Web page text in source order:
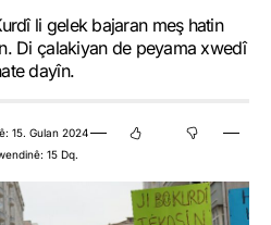
li gelek bajaran meş hatin
Di çalakiyan de peyama xwedî
dayîn.
15. Gulan 2024
15 Dq.